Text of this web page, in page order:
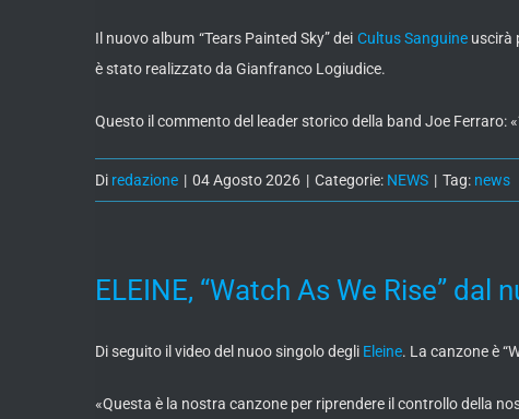
Il nuovo album “Tears Painted Sky” dei Cultus Sanguineuscirà
è stato realizzato da Gianfranco Logiudice.
Questo il commento del leader storico della band Joe Ferraro:
Di redazione | 04 Agosto 2026 | Categorie: NEWS | Tag: news
ELEINE, “Watch As We Rise”
Di seguito il video del nuoo singolo degli Eleine. La canzone è
«Questa è la nostra canzone per riprendere il controllo della